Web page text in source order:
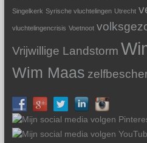
Singelkerk Syrische vluchtelingen Utrecht
vluchtelingencrisis Voetnoot
Vrijwillige Landstorm
Wim Maas